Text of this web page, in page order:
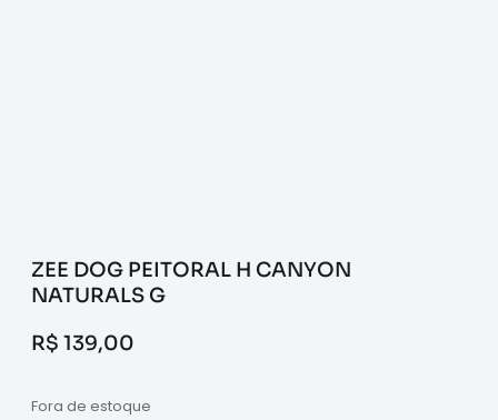
ZEE DOG PEITORAL H CANYON
NATURALS G
R$ 139,00
Fora de estoque